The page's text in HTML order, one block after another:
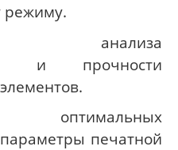
режиму.
анализа
и прочности
оптимальных
печатной